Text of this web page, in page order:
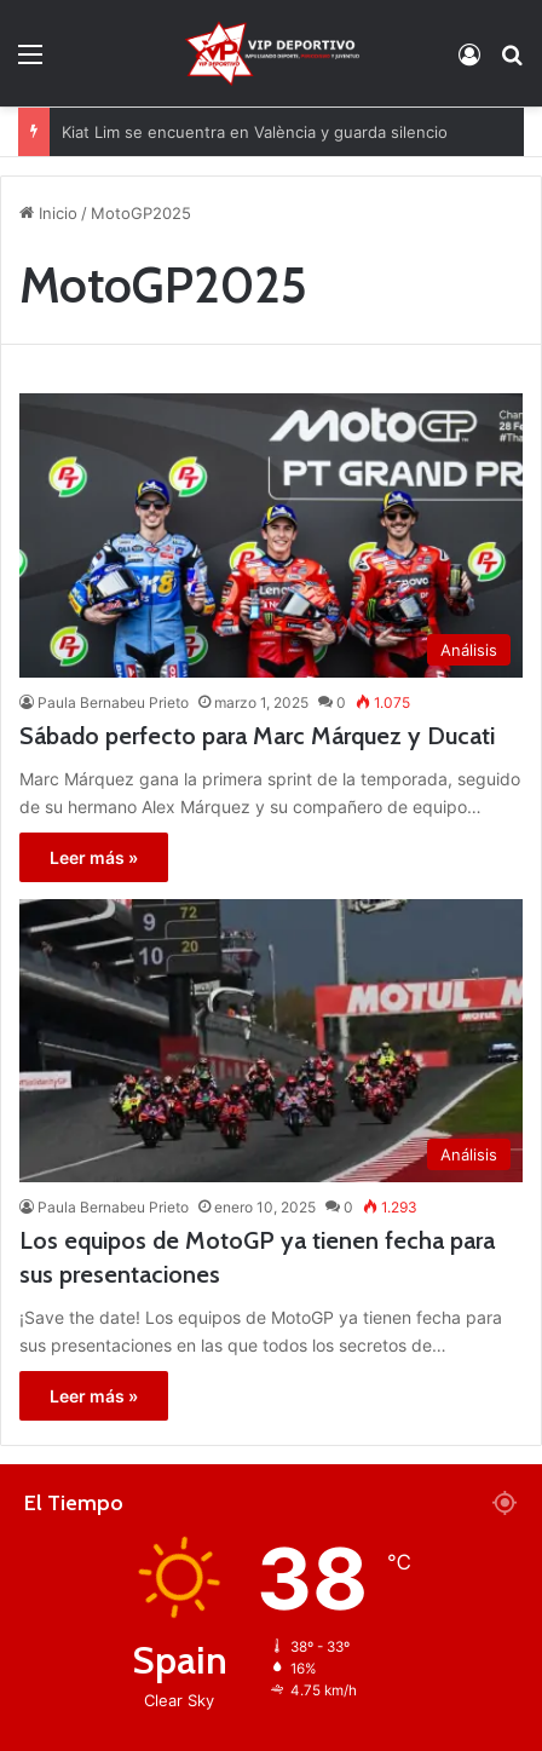
Kiat Lim se encuentra en València y guarda silencio
Inicio / MotoGP2025
MotoGP2025
Análisis
Paula Bernabeu Prieto marzo 1, 2025 0 1.075
Sábado perfecto para Marc Márquez y Ducati
Marc Márquez gana la primera sprint de la temporada, seguido
de su hermano Alex Márquez y su compañero de equipo…
Leer más »
Análisis
Paula Bernabeu Prieto enero 10, 2025 0 1.293
Los equipos de MotoGP ya tienen fecha para
sus presentaciones
¡Save the date! Los equipos de MotoGP ya tienen fecha para
sus presentaciones en las que todos los secretos de…
Leer más »
El Tiempo
Spain
Clear Sky
38 ℃
38º - 33º
16%
4.75 km/h